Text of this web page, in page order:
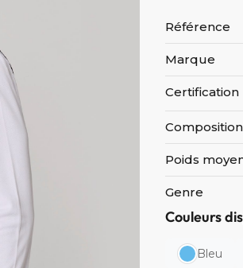
Référence
Marque
Certification
Composition
Poids
Genre
Couleurs
Bleu